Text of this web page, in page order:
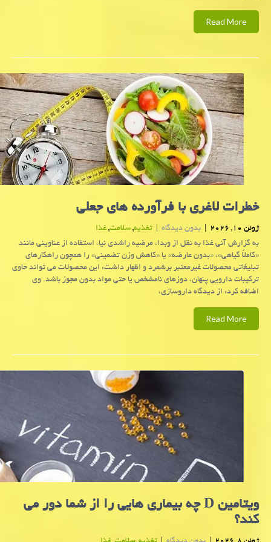
Read More
خطرات لاغری با فرآورده های جعلی
ژوئن 10, 2026 | بدون دیدگاه | تغذیه,سلامت,غذا
به گزارش آنی غذا به نقل از وبدا، مرضیه راشدی نیا، استفاده از عناوینی مانند
«کاملاً گیاهی»، «بدون عارضه» یا «کاهش وزن تضمینی» را همچون راهکارهای
تبلیغاتی محصولات غیرمعتبر برشمرد و اظهار داشت: این محصولات می تواند حاوی
ترکیبات دارویی پنهان، دوزهای نامشخص یا حتی مواد بدون مجوز باشد. وی
اضافه کرد: از دیدگاه داروسازی،
Read More
ویتامین D چه بیماری هایی را از شما دور می
کند؟